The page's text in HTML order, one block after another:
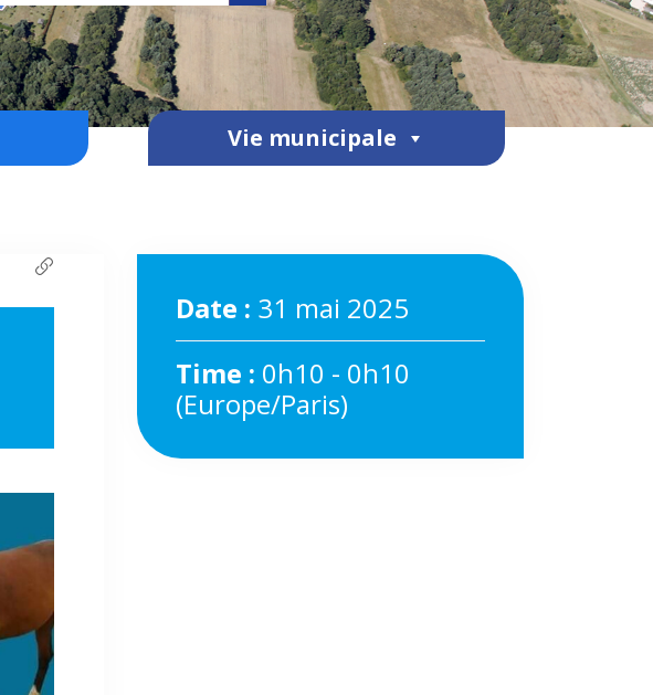
Vie municipale
Date : 31 mai 2025
Time : 0h10 - 0h10
(Europe/Paris)